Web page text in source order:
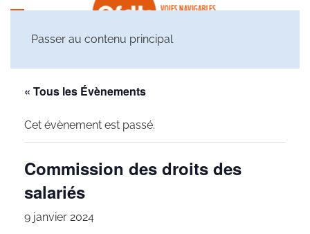
Passer au contenu principal
« Tous les Évènements
Cet évènement est passé.
Commission des droits des
salariés
9 janvier 2024